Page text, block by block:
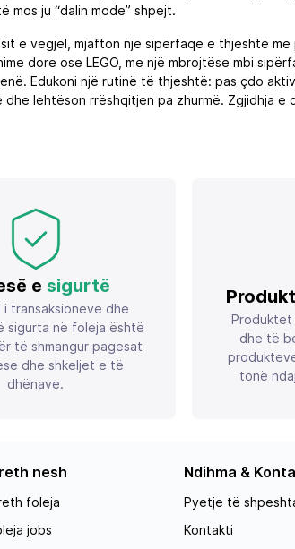
ju “dalin mode” shpejt.
e vegjël, mjafton një sipërfaqe e thjeshtë
dore ose LEGO, me një mbrojtëse mbi
Edukoni një rutinë të thjeshtë: pas çdo
lehtëson rrëshqitjen pa zhurmë. Zgjidhja
e sigurtë
i transaksioneve dhe
sigurta në foleja është
të shmangur pagesat
dhe shkeljet e të
dhënave.
Produktet
dhe të
tonë
nesh
foleja
jobs
Ndihma &
Pyetje të
Kontakti